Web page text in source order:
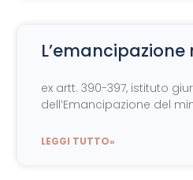
ex artt. 390-397, istituto
dell’Emancipazione del
LEGGI TUTTO»